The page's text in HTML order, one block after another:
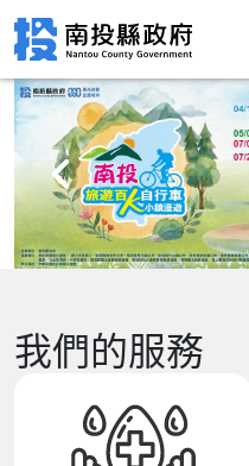
我們的服務